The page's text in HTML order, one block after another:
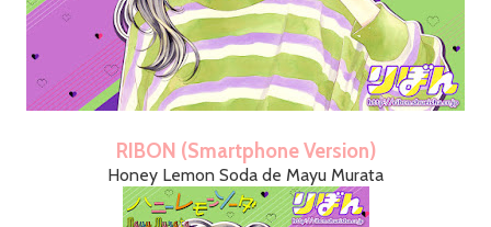
RIBON (Smartphone Version)
Honey Lemon Soda de Mayu Murata